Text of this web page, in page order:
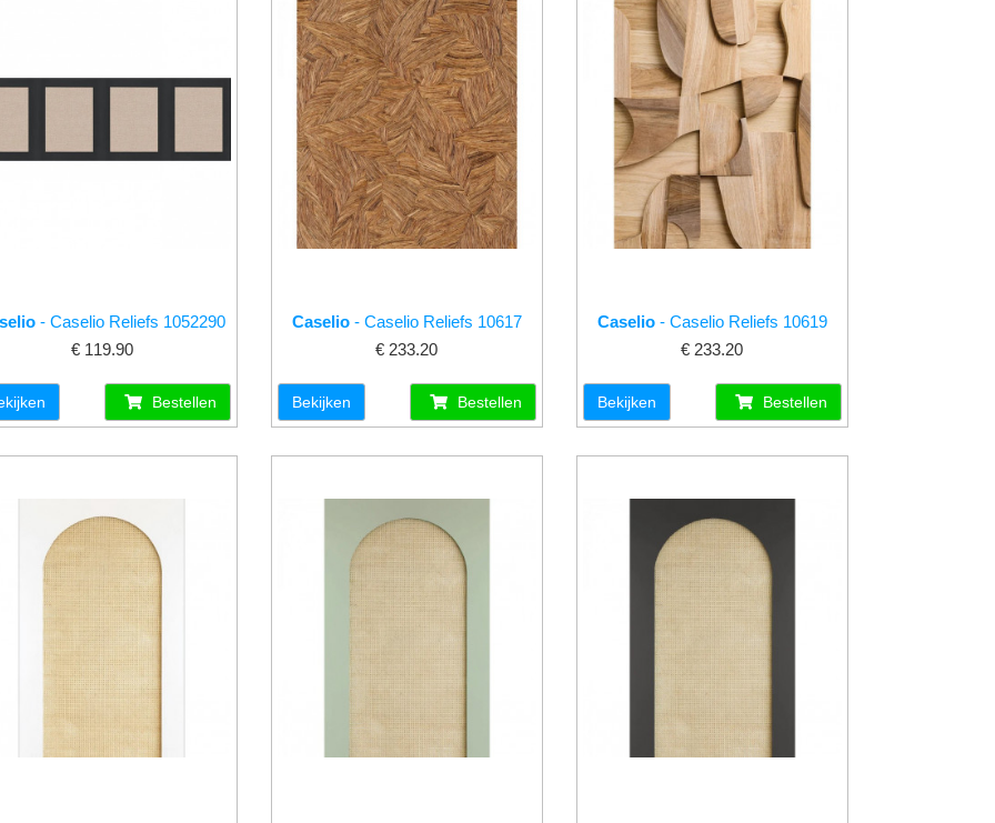
- Caselio Reliefs 1052290
€ 119.90
Bestellen
Caselio- Caselio Reliefs 10617
€ 233.20
Bekijken Bestellen
Caselio- Caselio Reliefs 10619
€ 233.20
Bekijken Bestellen